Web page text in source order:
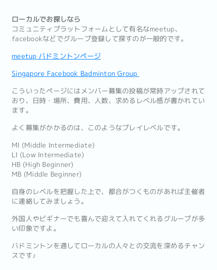
ローカルでお探しなら
コミュニティプラットフォームとして有名なmeetup、
facebookなどでグループ登録して探すのが一般的です。
meetup バドミントンページ
Singapore Facebook Badminton Group
こういったページにはメンバー募集の投稿が常時アップされて
おり、日時・場所、費用、人数、求めるレベル感が書かれてい
ます。
よく募集がかかるのは、このようなプレイレベルです。
MI (Middle Intermediate)
LI (Low Intermediate)
HB (High Beginner)
MB (Middle Beginner)
自身のレベルを把握した上で、都合がつくものがあれば主催者
に連絡してみましょう。
外国人やビギナーでも喜んで迎えて入れてくれるグループが多
い印象ですよ。
バドミントンを通してローカルの人々との交流を深めるチャン
スです♪